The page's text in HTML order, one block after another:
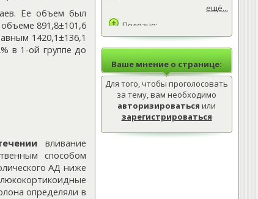
ещё...
Полезно:
Лечебная физкультура.
Упражнения для спины.
»Остеохондроз.
»Упражнения при грыже
межпозвонкового диска
ещё...
Ваше мнение о странице:
Для того, чтобы проголосовать
за тему, вам необходимо
авторизироваться или
зарегистрироваться
Ее объем был
891,8±101,6
1420,1±136,1
в 1-ой группе до
вливание
способом
АД ниже
определяли в